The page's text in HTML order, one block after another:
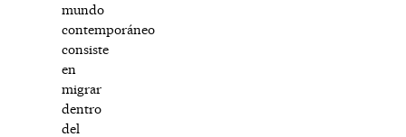
mundo
contemporáneo
consiste
en
migrar
dentro
del